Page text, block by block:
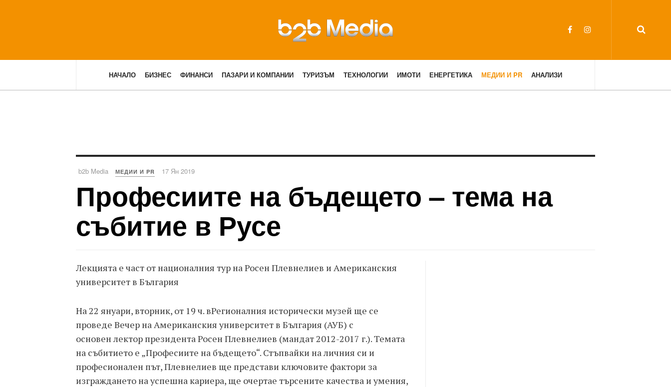
НАЧАЛО БИЗНЕС ФИНАНСИ ПАЗАРИ И КОМПАНИИ ТУРИЗЪМ ТЕХНОЛОГИИ ИМОТИ ЕНЕРГЕТИКА МЕДИИ И PR АНАЛИЗИ
b2b Media МЕДИИ И PR 17 Ян 2019
Професиите на бъдещето – тема на
събитие в Русе
Лекцията е част от националния тур на Росен Плевнелиев и Американския
университет в България
На 22 януари, вторник, от 19 ч. вРегионалния исторически музей ще се
проведе Вечер на Американския университет в България (АУБ) с
основен лектор президента Росен Плевнелиев (мандат 2012-2017 г.). Темата
на събитието е „Професиите на бъдещето“. Стъпвайки на личния си и
професионален път, Плевнелиев ще представи ключовите фактори за
изграждането на успешна кариера, ще очертае търсените качества и умения,